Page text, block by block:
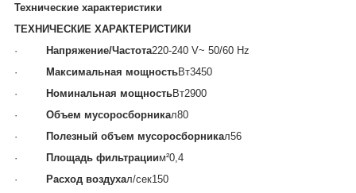
Технические характеристики
ТЕХНИЧЕСКИЕ ХАРАКТЕРИСТИКИ
·
Напряжение/Частота220-240 V~ 50/60 Hz
·
Максимальная мощностьВт3450
·
Номинальная мощностьВт2900
·
Объем мусоросборникал80
·
Полезный объем мусоросборникал56
·
Площадь фильтрациим²0,4
·
Расход воздухал/сек150